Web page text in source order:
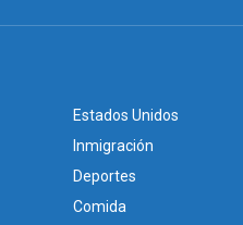
Estados Unidos
Inmigración
Deportes
Comida